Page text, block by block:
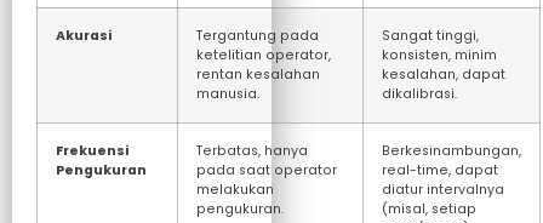
Akurasi
Tergantung pada
ketelitian operator,
rentan kesalahan
manusia.
Sangat tinggi,
konsisten, minim
kesalahan, dapat
dikalibrasi.
Frekuensi
Pengukuran
Terbatas, hanya
pada saat operator
melakukan
pengukuran.
Berkesinambungan,
real-time, dapat
diatur intervalnya
(misal, setiap